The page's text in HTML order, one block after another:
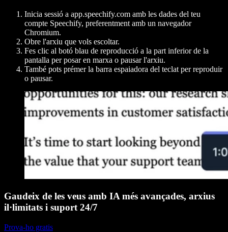
Inicia sessió a app.speechify.com amb les dades del teu
compte Speechify, preferentment amb un navegador
Chromium.
Obre l'arxiu que vols escoltar.
Fes clic al botó blau de reproducció a la part inferior de la
pantalla per posar en marxa o pausar l'arxiu.
També pots prémer la barra espaiadora del teclat per reproduir
o pausar.
Gaudeix de les veus amb IA més avançades, arxius
il·limitats i suport 24/7
Prova-ho gratis